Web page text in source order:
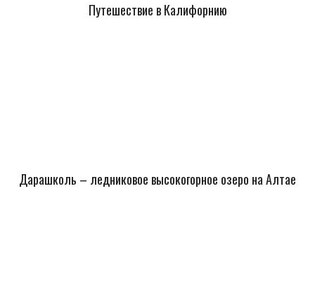
Путешествие в Калифорнию
Дарашколь – ледниковое высокогорное озеро на Алтае